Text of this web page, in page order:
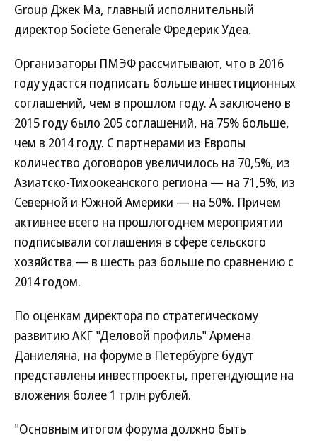
Group Джек Ма, главный исполнительный
директор Societe Generale Фредерик Удеа.
Организаторы ПМЭФ рассчитывают, что в 2016
году удастся подписать больше инвестиционных
соглашений, чем в прошлом году. А заключено в
2015 году было 205 соглашений, на 75% больше,
чем в 2014 году. С партнерами из Европы
количество договоров увеличилось на 70,5%, из
Азиатско-Тихоокеанского региона — на 71,5%, из
Северной и Южной Америки — на 50%. Причем
активнее всего на прошлогоднем мероприятии
подписывали соглашения в сфере сельского
хозяйства — в шесть раз больше по сравнению с
2014 годом.
По оценкам директора по стратегическому
развитию АКГ "Деловой профиль" Армена
Даниеляна, на форуме в Петербурге будут
представлены инвестпроекты, претендующие на
вложения более 1 трлн рублей.
"Основным итогом форума должно быть